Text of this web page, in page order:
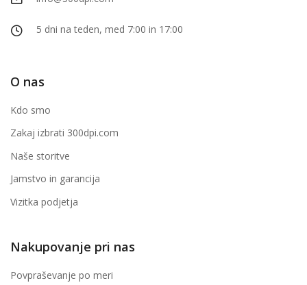
5 dni na teden, med 7:00 in 17:00
O nas
Kdo smo
Zakaj izbrati 300dpi.com
Naše storitve
Jamstvo in garancija
Vizitka podjetja
Nakupovanje pri nas
Povpraševanje po meri